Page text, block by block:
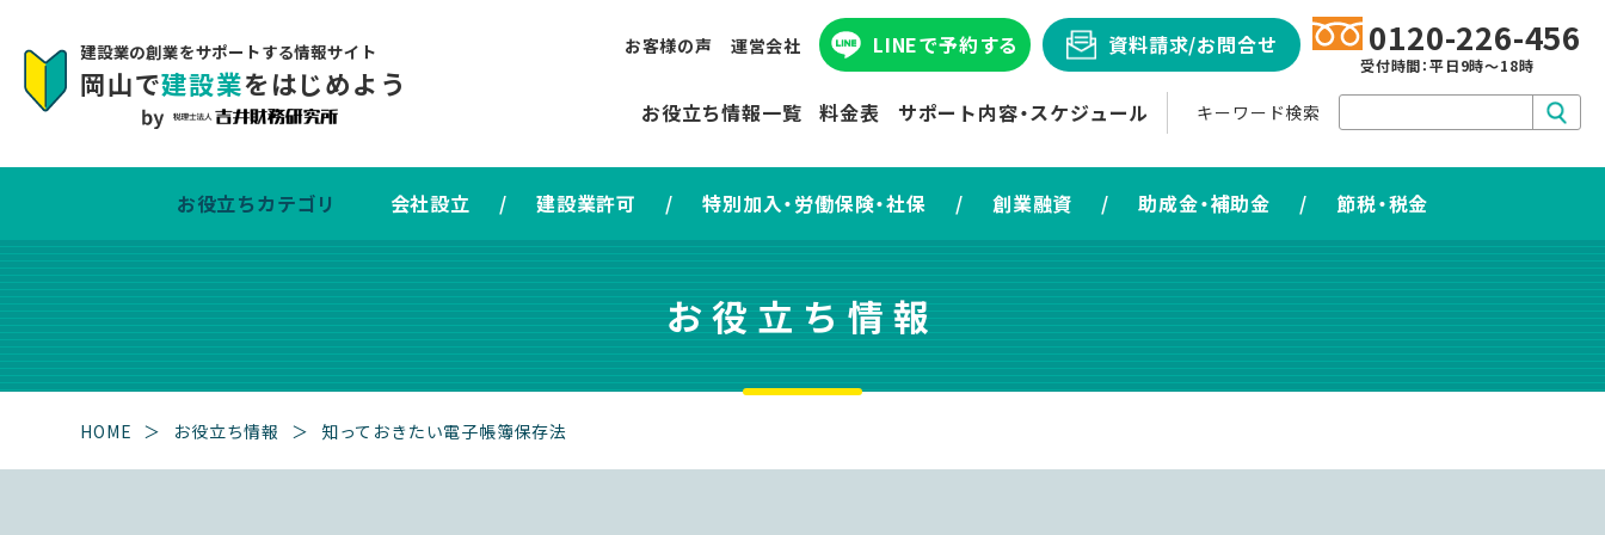
建設業の創業をサポートする情報サイト
岡山で建設業をはじめよう
お客様の声 運営会社 LINEで予約する 資料請求/お問合せ 0120-226-456
受付時間：平日9時～18時
お役立ち情報一覧 料金表 サポート内容・スケジュール キーワード検索
お役立ちカテゴリ 会社設立 / 建設業許可 / 特別加入・労働保険・社保 / 創業融資 / 助成金・補助金 / 節税・税金
お役立ち情報
HOME ＞ お役立ち情報 ＞ 知っておきたい電子帳簿保存法